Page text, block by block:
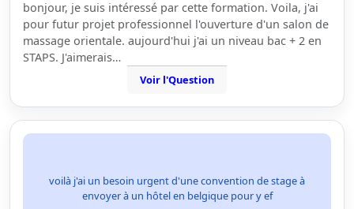
bonjour, je suis intéressé par cette formation. Voila, j'ai
pour futur projet professionnel l'ouverture d'un salon de
massage orientale. aujourd'hui j'ai un niveau bac + 2 en
STAPS. J'aimerais…
Voir l'Question
voilà j'ai un besoin urgent d'une convention de stage à
envoyer à un hôtel en belgique pour y ef